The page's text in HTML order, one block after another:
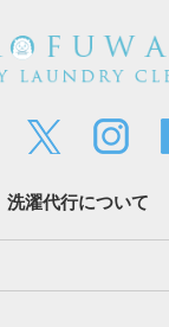
洗濯代行について